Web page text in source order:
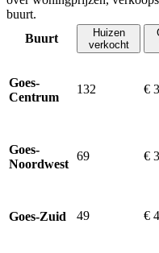
buurt.
Buurt
Huizen
verkocht
Goes-
Centrum
132 €
Goes-
Noordwest
69 €
Goes-Zuid 49 €